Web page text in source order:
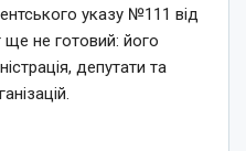
указу №111 від
ще не готовий: його
депутати та